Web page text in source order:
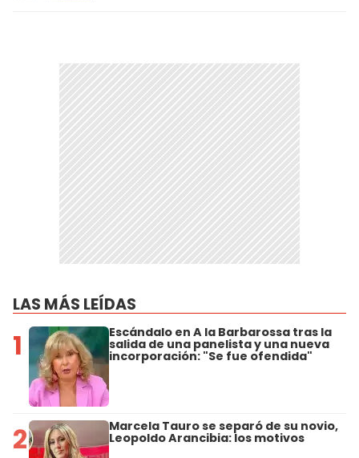
LAS MÁS LEÍDAS
1 Escándalo en A la Barbarossa tras la
salida de una panelista y una nueva
incorporación: "Se fue ofendida"
2 Marcela Tauro se separó de su novio,
Leopoldo Arancibia: los motivos